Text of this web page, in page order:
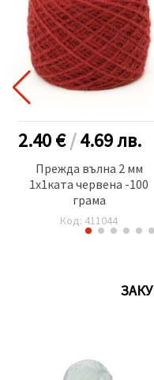
2.40 €/4.69лв.
Прежда вълна 2 мм
1x1ката червена -100
грама
Код: 411044